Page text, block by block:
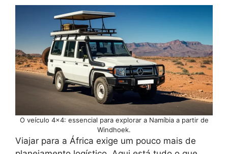
O veículo 4×4: essencial para explorar a Namíbia a partir de
Windhoek.
Viajar para a África exige um pouco mais de